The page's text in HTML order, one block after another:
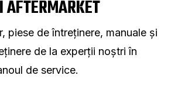
AFTERMARKET
piese de întreținere, manuale și
de la experții noștri în
de service.